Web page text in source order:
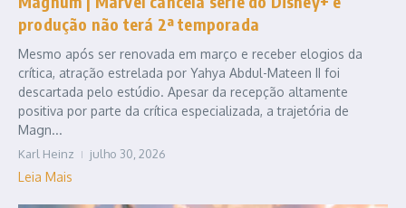
produção não terá 2ª temporada
Mesmo após ser renovada em março e receber elogios da
crítica, atração estrelada por Yahya Abdul-Mateen II foi
descartada pelo estúdio. Apesar da recepção altamente
positiva por parte da crítica especializada, a trajetória de
Magn...
Karl Heinz julho 30, 2026
Leia Mais